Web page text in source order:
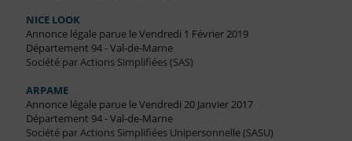
NICE LOOK
Annonce légale parue le Vendredi 1 Février 2019
Département 94 - Val-de-Marne
Société par Actions Simplifiées (SAS)
ARPAME
Annonce légale parue le Vendredi 20 Janvier 2017
Département 94 - Val-de-Marne
Société par Actions Simplifiées Unipersonnelle (SASU)